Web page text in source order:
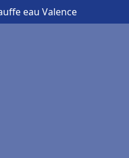
eau Valence